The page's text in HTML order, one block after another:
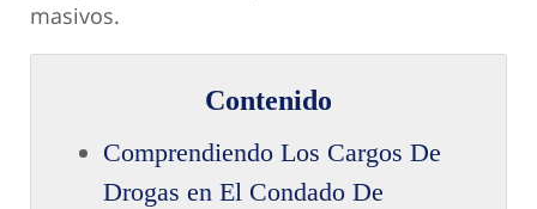
masivos.
Contenido
Comprendiendo Los Cargos De
Drogas en El Condado De